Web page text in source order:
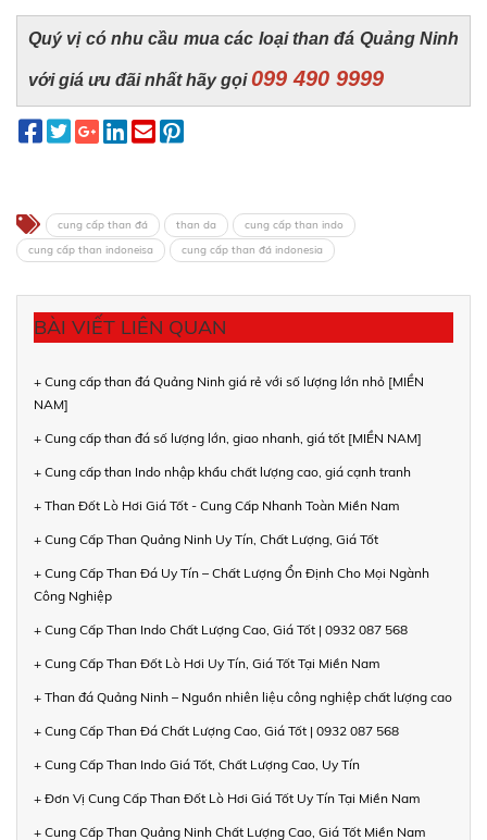
Quý vị có nhu cầu mua các loại than đá Quảng Ninh
với giá ưu đãi nhất hãy gọi099 490 9999
cung cấp than đá than da
cung cấp than indo
cung cấp than indoneisa
cung cấp than đá indonesia
BÀI VIẾT LIÊN QUAN
+ Cung cấp than đá Quảng Ninh giá rẻ với số lượng lớn nhỏ [MIỀN
NAM]
+ Cung cấp than đá số lượng lớn, giao nhanh, giá tốt [MIỀN NAM]
+ Cung cấp than Indo nhập khẩu chất lượng cao, giá cạnh tranh
+ Than Đốt Lò Hơi Giá Tốt - Cung Cấp Nhanh Toàn Miền Nam
+ Cung Cấp Than Quảng Ninh Uy Tín, Chất Lượng, Giá Tốt
+ Cung Cấp Than Đá Uy Tín – Chất Lượng Ổn Định Cho Mọi Ngành
Công Nghiệp
+ Cung Cấp Than Indo Chất Lượng Cao, Giá Tốt | 0932 087 568
+ Cung Cấp Than Đốt Lò Hơi Uy Tín, Giá Tốt Tại Miền Nam
+ Than đá Quảng Ninh – Nguồn nhiên liệu công nghiệp chất lượng cao
+ Cung Cấp Than Đá Chất Lượng Cao, Giá Tốt | 0932 087 568
+ Cung Cấp Than Indo Giá Tốt, Chất Lượng Cao, Uy Tín
+ Đơn Vị Cung Cấp Than Đốt Lò Hơi Giá Tốt Uy Tín Tại Miền Nam
+ Cung Cấp Than Quảng Ninh Chất Lượng Cao, Giá Tốt Miền Nam